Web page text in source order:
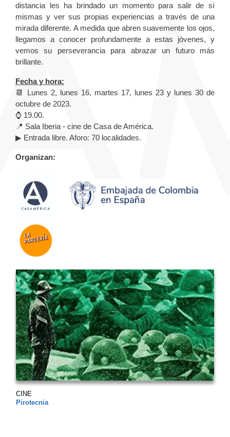
distancia les ha brindado un momento para salir de sí
mismas y ver sus propias experiencias a través de una
mirada diferente. A medida que abren suavemente los ojos,
llegamos a conocer profundamente a estas jóvenes, y
vemos su perseverancia para abrazar un futuro más
brillante.
Fecha y hora:
📆 Lunes 2, lunes 16, martes 17, lunes 23 y lunes 30 de
octubre de 2023.
⌚ 19.00.
📍 Sala Iberia - cine de Casa de América.
▶ Entrada libre. Aforo: 70 localidades.
Organizan:
CINE
Pirotecnia